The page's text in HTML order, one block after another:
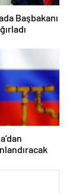
Başbakanı